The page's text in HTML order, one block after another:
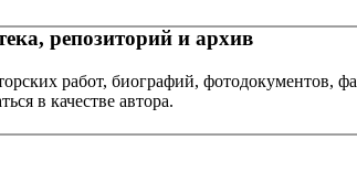
репозиторий и архив
работ, биографий, фотодокументов,
в качестве автора.